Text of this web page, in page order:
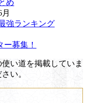
め
強ランキング
募集！
い道を掲載していま
い。